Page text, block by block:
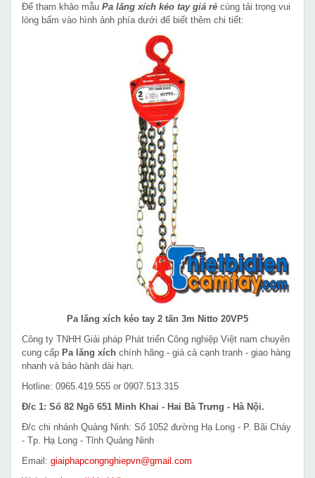
Để tham khảo mẫu Pa lăng xích kéo tay giá rẻ cùng tải trọng vui
lòng bấm vào hình ảnh phía dưới để biết thêm chi tiết:
Pa lăng xích kéo tay 2 tấn 3m Nitto 20VP5
Công ty TNHH Giải pháp Phát triển Công nghiệp Việt nam chuyên
cung cấp Pa lăng xích chính hãng - giá cả cạnh tranh - giao hàng
nhanh và bảo hành dài hạn.
Hotline: 0965.419.555 or 0907.513.315
Đ/c 1: Số 82 Ngõ 651 Minh Khai - Hai Bà Trưng - Hà Nội.
Đ/c chi nhánh Quảng Ninh: Số 1052 đường Hạ Long - P. Bãi Cháy
- Tp. Hạ Long - Tỉnh Quảng Ninh
Email: giaiphapcongnghiepvn@gmail.com